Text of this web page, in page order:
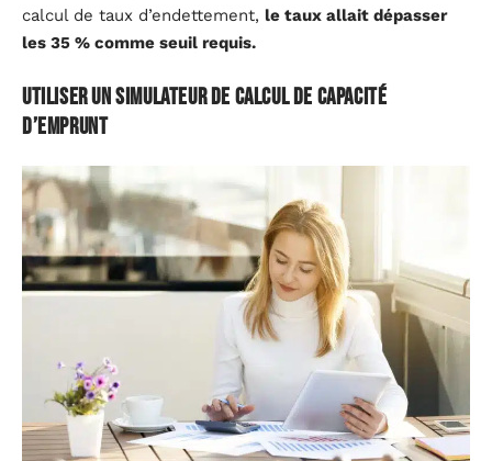
calcul de taux d’endettement, le taux allait dépasser
les 35 % comme seuil requis.
Utiliser un simulateur de calcul de capacité
d’emprunt